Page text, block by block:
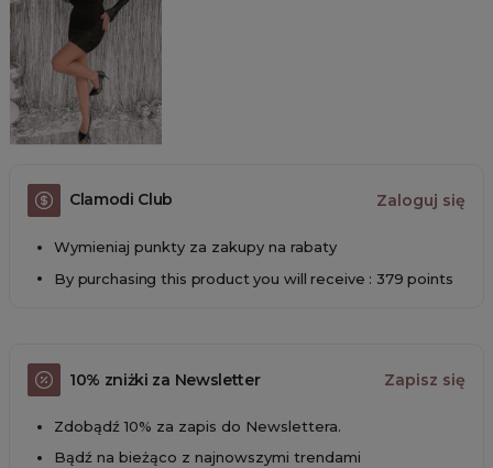
Clamodi Club Zaloguj się
Wymieniaj punkty za zakupy na rabaty
By purchasing this product you will receive : 379 points
10% zniżki za Newsletter Zapisz się
Zdobądź 10% za zapis do Newslettera.
Bądź na bieżąco z najnowszymi trendami